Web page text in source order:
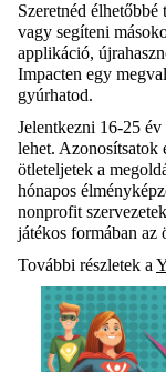
Szeretnéd
vagy segíteni
applikáció,
Impacten egy
gyúrhatod.
Jelentkezni 16-25
lehet. Azonosítsatok
ötleteljetek a
hónapos
nonprofit
játékos formában az
További részletek a